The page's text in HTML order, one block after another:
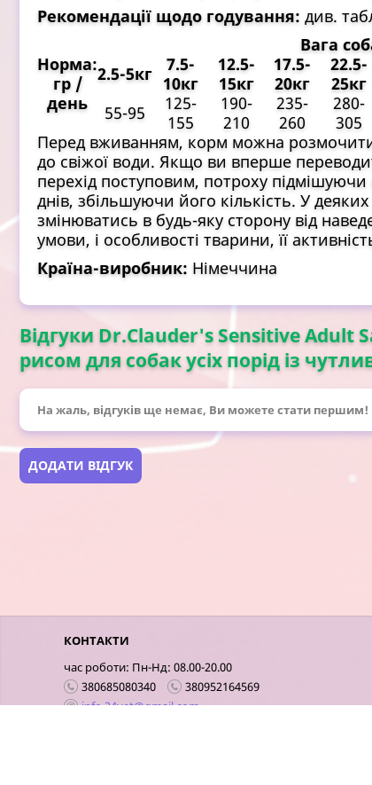
Рекомендації щодо годування: див.
Норма:
гр /
день
Вага
2.5-5кг
7.5-
10кг
12.5-
15кг
17.5-
20кг
22.5-
25кг
55-95
125-
155
190-
210
235-
260
280-
305
Перед вживанням, корм можна
до свіжої води. Якщо ви вперше
перехід поступовим, потроху
днів, збільшуючи його кількість. У
змінюватись в будь-яку сторону від
умови, і особливості тварини, її
Країна-виробник: Німеччина
Відгуки Dr.Clauder's Sensitive Adult
рисом для собак усіх порід із
На жаль, відгуків ще немає, Ви можете стати першим!
ДОДАТИ ВІДГУК
КОНТАКТИ
час роботи: Пн-Нд: 08.00-20.00
380685080340
380952164569
info.24vet@gmail.com